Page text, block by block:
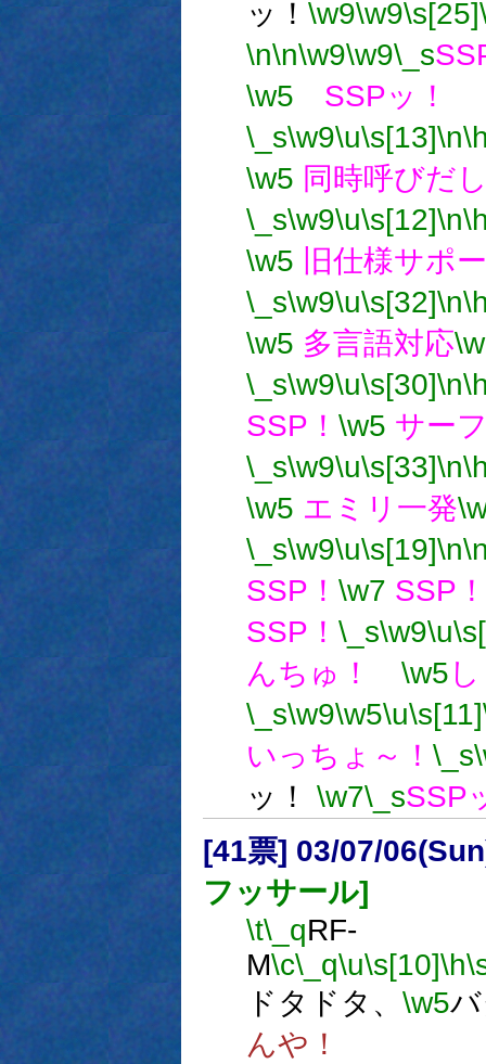
ッ！ \w9\w9\s[25]
\n\n\w9\w9\_s
\w5 SSPッ！
\_s\w9\u\s[13]\n
\w5 同時呼びだ
\_s\w9\u\s[12]\n
\w5 旧仕様サポ
\_s\w9\u\s[32]\n
\w5 多言語対応
\_s\w9\u\s[30]\n
SSP！ \w5 サー
\_s\w9\u\s[33]\n
\w5 エミリ一発
\_s\w9\u\s[19]\n
SSP！ \w7 SSP！
SSP！ \_s\w9\u
んちゅ！ \w5
\_s\w9\w5\u\s[11]
いっちょ～！ \_s
ッ！ \w7\_sSSP
[41票] 03/07/
フッサール]
\t\_qRF-
M\c\_q\u\s[10]\h
ドタドタ、 \w5
んや！